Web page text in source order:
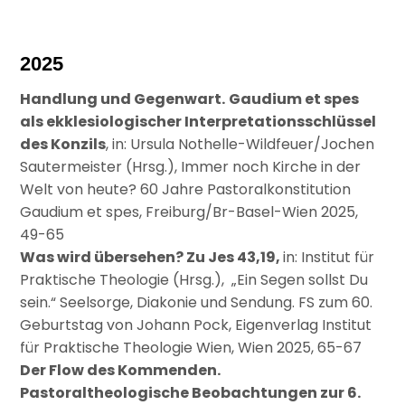
2025
Handlung und Gegenwart. Gaudium et spes
als ekklesiologischer Interpretationsschlüssel
des Konzils, in: Ursula Nothelle-Wildfeuer/Jochen
Sautermeister (Hrsg.), Immer noch Kirche in der
Welt von heute? 60 Jahre Pastoralkonstitution
Gaudium et spes, Freiburg/Br-Basel-Wien 2025,
49-65
Was wird übersehen? Zu Jes 43,19,in: Institut für
Praktische Theologie (Hrsg.), „Ein Segen sollst Du
sein.“ Seelsorge, Diakonie und Sendung. FS zum 60.
Geburtstag von Johann Pock, Eigenverlag Institut
für Praktische Theologie Wien, Wien 2025, 65-67
Der Flow des Kommenden.
Pastoraltheologische Beobachtungen zur 6.